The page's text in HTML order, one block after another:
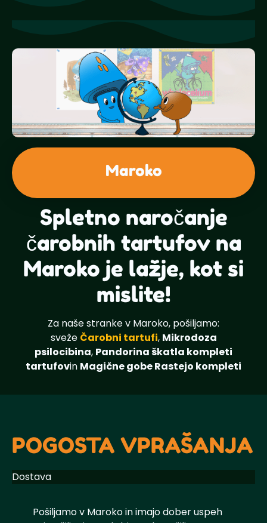
Maroko
Spletno naročanje
čarobnih tartufov na
Maroko je lažje, kot si
mislite!
Za naše stranke v Maroko, pošiljamo:
sveže Čarobni tartufi, Mikrodoza
psilocibina, Pandorina škatla kompleti
tartufovin Magične gobe Rastejo kompleti
POGOSTA VPRAŠANJA
Dostava
Pošiljamo v Maroko in imajo dober uspeh